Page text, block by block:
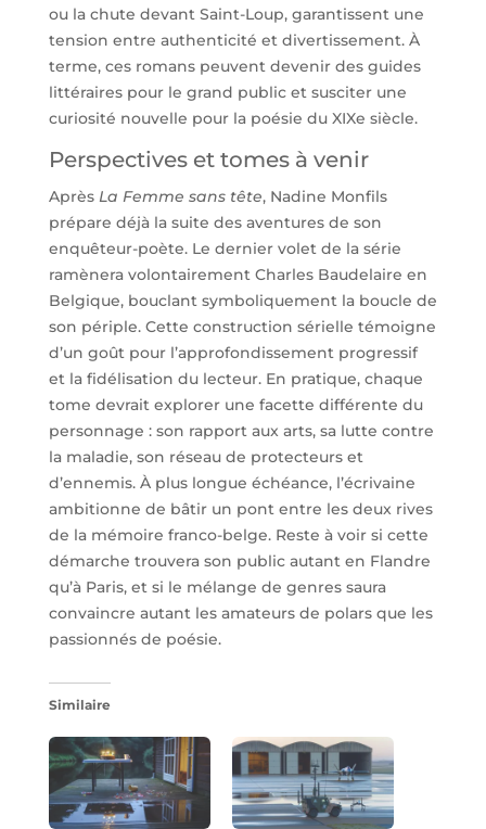
ou la chute devant Saint-Loup, garantissent une
tension entre authenticité et divertissement. À
terme, ces romans peuvent devenir des guides
littéraires pour le grand public et susciter une
curiosité nouvelle pour la poésie du XIXe siècle.
Perspectives et tomes à venir
Après La Femme sans tête, Nadine Monfils
prépare déjà la suite des aventures de son
enquêteur-poète. Le dernier volet de la série
ramènera volontairement Charles Baudelaire en
Belgique, bouclant symboliquement la boucle de
son périple. Cette construction sérielle témoigne
d’un goût pour l’approfondissement progressif
et la fidélisation du lecteur. En pratique, chaque
tome devrait explorer une facette différente du
personnage : son rapport aux arts, sa lutte contre
la maladie, son réseau de protecteurs et
d’ennemis. À plus longue échéance, l’écrivaine
ambitionne de bâtir un pont entre les deux rives
de la mémoire franco-belge. Reste à voir si cette
démarche trouvera son public autant en Flandre
qu’à Paris, et si le mélange de genres saura
convaincre autant les amateurs de polars que les
passionnés de poésie.
Similaire